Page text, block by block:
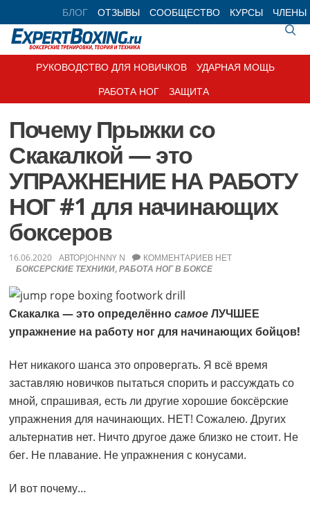
to
primary
navigation
to
main
content
to
primary
sidebar
to
footer
БЛОГ ОТЗЫВЫ СООБЩЕСТВО КУРСЫ ЧЛЕНЫ
РУКОВОДСТВО ДЛЯ НОВИЧКОВ
УДАРНАЯ МОЩЬ
РАБОТА НОГ
ЗАЩИТА
Почему Прыжки со
Скакалкой — это
УПРАЖНЕНИЕ НА РАБОТУ
НОГ #1 для начинающих
боксеров
16.06.2020 АВТОРJOHNNY N
БОКСЕРСКИЕ ТЕХНИКИ,РАБОТА НОГ В БОКСЕ
КОММЕНТАРИЕВ НЕТ
Скакалка — это определённосамоеЛУЧШЕЕ
упражнение на работу ног для начинающих бойцов!
Нет никакого шанса это опровергать. Я всё время
заставляю новичков пытаться спорить и рассуждать со
мной, спрашивая, есть ли другие хорошие боксёрские
упражнения для начинающих. НЕТ! Сожалею. Других
альтернатив нет. Ничто другое даже близко не стоит. Не
бег. Не плавание. Не упражнения с конусами.
И вот почему…